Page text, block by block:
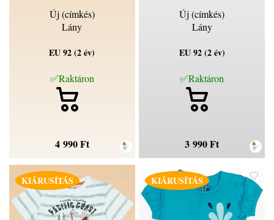
Új (címkés)
Lány
EU 92 (2 év)
✅Raktáron
4 990 Ft
Új (címkés)
Lány
EU 92 (2 év)
✅Raktáron
3 990 Ft
KIÁRUSÍTÁS KIÁRUSÍTÁS